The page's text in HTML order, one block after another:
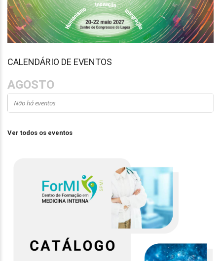
CALENDÁRIO DE EVENTOS
AGOSTO
Não há eventos
Ver todos os eventos